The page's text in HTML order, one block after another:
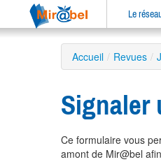
Le
Accueil / Revues /
Signaler
Ce formulaire vous
amont de Mir@bel